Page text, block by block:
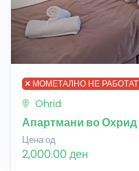
МОМЕТАЛНО НЕ РАБОТАТ
Ohrid
Апартмани во Охрид
Цена од
2,000.00 ден